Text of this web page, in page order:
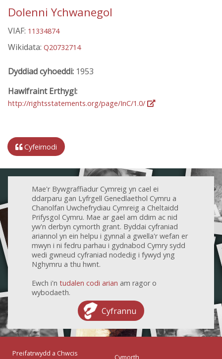
Dolenni Ychwanegol
VIAF: 11334874
Wikidata: Q20732714
Dyddiad cyhoeddi: 1953
Hawlfraint Erthygl:
http://rightsstatements.org/page/InC/1.0/
Cyfeirnodi
Mae'r Bywgraffiadur Cymreig yn cael ei
ddarparu gan Lyfrgell Genedlaethol Cymru a
Chanolfan Uwchefrydiau Cymreig a Cheltaidd
Prifysgol Cymru. Mae ar gael am ddim ac nid
yw'n derbyn cymorth grant. Byddai cyfraniad
ariannol yn ein helpu i gynnal a gwella'r wefan er
mwyn i ni fedru parhau i gydnabod Cymry sydd
wedi gwneud cyfraniad nodedig i fywyd yng
Nghymru a thu hwnt.
Ewch i'n tudalen codi arian am ragor o
wybodaeth.
Cyfrannu
Preifatrwydd a Chwcis Cymorth